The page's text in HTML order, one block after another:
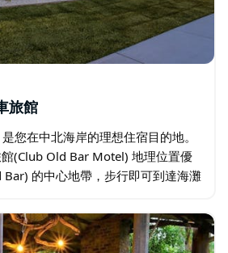
旅館
您在中北海岸的理想住宿目的地。
(Club Old Bar Motel) 地理位置優
的中心地帶，步行即可到達海灘